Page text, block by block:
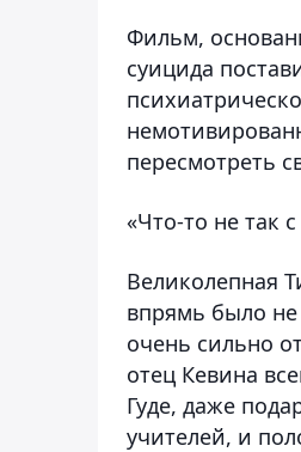
Фильм,
суицида
пересмотреть
«Что-то не так
Великолепная
впрямь было не
очень сильно
отец Кевина
Гуде, даже
учителей, и